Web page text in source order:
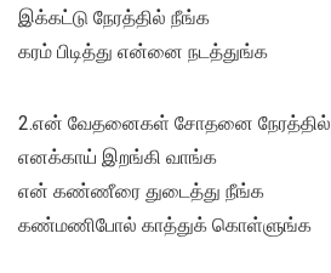
இக்கட்டு நேரத்தில் நீங்க
கரம் பிடித்து என்னை நடத்துங்க
2.என் வேதனைகள் சோதனை நேரத்தில்
எனக்காய் இறங்கி வாங்க
என் கண்ணீரை துடைத்து நீங்க
கண்மணிபோல் காத்துக் கொள்ளுங்க